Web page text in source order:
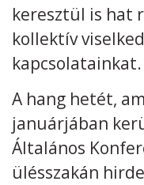
keresztül is hat
kollektív
kapcsolatainkat.
A hang hetét,
januárjában
Általános
ülésszakán